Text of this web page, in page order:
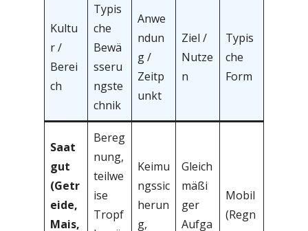
Kultu
r /
Berei
ch
Typis
che
Bewä
sseru
ngste
chnik
Anwe
ndun
g /
Zeitp
unkt
Ziel /
Nutze
n
Typis
che
Form
Saat
gut
(Getr
eide,
Mais,
Bereg
nung,
teilwe
ise
Tropf
Keimu
ngssic
herun
g,
Gleich
mäßi
ger
Aufga
Mobil
(Regn